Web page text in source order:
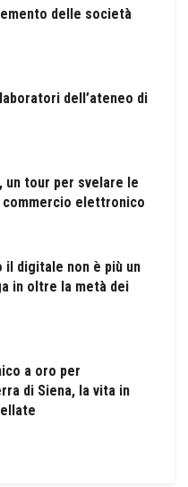
delle società
dell’ateneo di
un tour per svelare le
elettronico
il digitale non è più un
in oltre la metà dei
a oro per
di Siena, la vita in